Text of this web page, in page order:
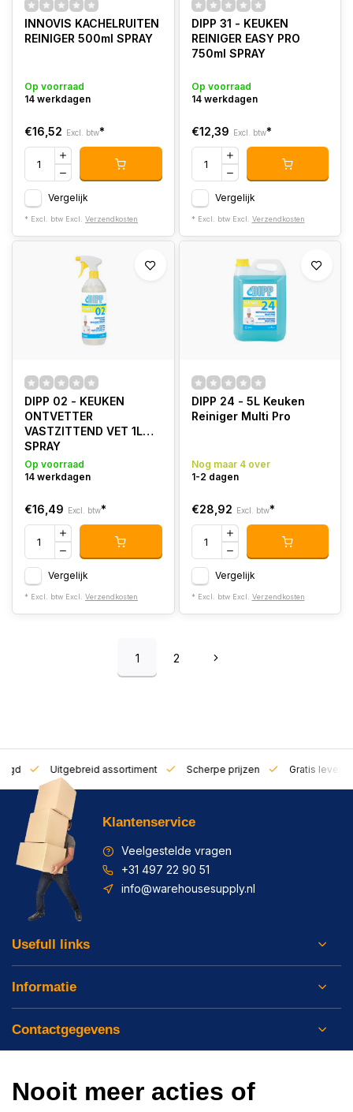
INNOVIS KACHELRUITEN
REINIGER 500ml SPRAY
Op voorraad
14 werkdagen
€16,52 Excl. btw*
Vergelijk
* Excl. btw Excl. Verzendkosten
DIPP 31 - KEUKEN
REINIGER EASY PRO
750ml SPRAY
Op voorraad
14 werkdagen
€12,39 Excl. btw*
Vergelijk
* Excl. btw Excl. Verzendkosten
DIPP 02 - KEUKEN
ONTVETTER
VASTZITTEND VET 1L
SPRAY
Op voorraad
14 werkdagen
€16,49 Excl. btw*
Vergelijk
* Excl. btw Excl. Verzendkosten
DIPP 24 - 5L Keuken
Reiniger Multi Pro
Nog maar 4 over
1-2 dagen
€28,92 Excl. btw*
Vergelijk
* Excl. btw Excl. Verzendkosten
1 2
Uitgebreid assortiment Scherpe prijzen Gratis
Klantenservice
Veelgestelde vragen
+31 497 22 90 51
info@warehousesupply.nl
Usefull links
Informatie
Contactgegevens
Nooit meer acties of